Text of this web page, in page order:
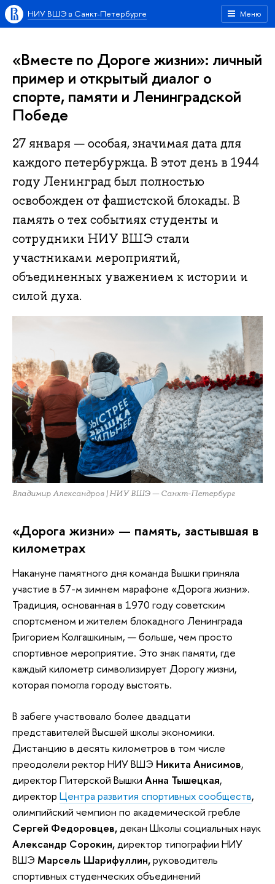
Меню
НИУ ВШЭ в Санкт-Петербурге
«Вместе по Дороге жизни»: личный
пример и открытый диалог о
спорте, памяти и Ленинградской
Победе
27 января — особая, значимая дата для
каждого петербуржца. В этот день в 1944
году Ленинград был полностью
освобожден от фашистской блокады. В
память о тех событиях студенты и
сотрудники НИУ ВШЭ стали
участниками мероприятий,
объединенных уважением к истории и
силой духа.
Владимир Александров | НИУ ВШЭ — Санкт-Петербург
«Дорога жизни» — память, застывшая в
километрах
Накануне памятного дня команда Вышки приняла
участие в 57-м зимнем марафоне «Дорога жизни».
Традиция, основанная в 1970 году советским
спортсменом и жителем блокадного Ленинграда
Григорием Колгашкиным, — больше, чем просто
спортивное мероприятие. Это знак памяти, где
каждый километр символизирует Дорогу жизни,
которая помогла городу выстоять.
В забеге участвовало более двадцати
представителей Высшей школы экономики.
Дистанцию в десять километров в том числе
преодолели ректор НИУ ВШЭ Никита Анисимов,
директор Питерской Вышки Анна Тышецкая,
директор Центра развития спортивных сообществ,
олимпийский чемпион по академической гребле
Сергей Федоровцев,декан Школы социальных наук
Александр Сорокин,директор типографии НИУ
ВШЭ Марсель Шарифуллин,руководитель
спортивных студенческих объединений